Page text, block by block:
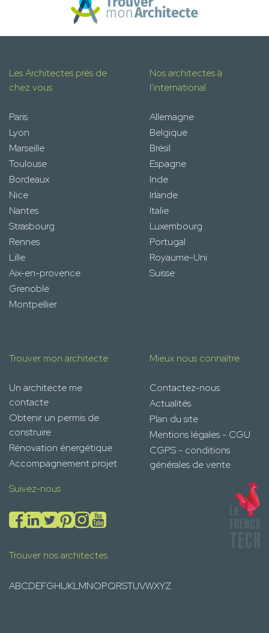
Les Architectes près de
chez vous
Paris
Lyon
Marseille
Toulouse
Bordeaux
Nice
Nantes
Strasbourg
Rennes
Lille
Aix-en-provence
Grenoble
Montpellier
Nos architectes à
l'international
Allemagne
Belgique
Brésil
Espagne
Inde
Irlande
Italie
Luxembourg
Portugal
Royaume-Uni
Suisse
Trouver mon architecte
Un architecte me
contacte
Obtenir un permis de
construire
Rénovation énergétique
Accompagnement projet
Mieux nous connaître
Contactez-nous
Actualités
Plan du site
Mentions légales - CGU
CGPS - conditions
générales de vente
Suivez-nous
Trouver nos architectes
ABCDEFGHIJKLMNOPQRSTUVWXYZ